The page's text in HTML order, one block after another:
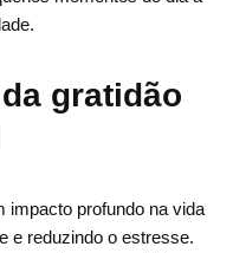
gratidão
impacto profundo na vida
e reduzindo o estresse.